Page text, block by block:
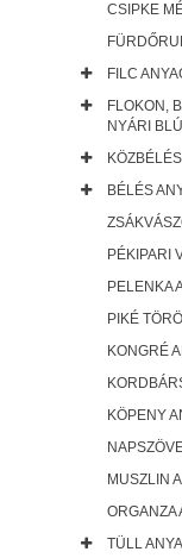
CSIPKE
FILC
FLOKON,
NYÁRI
BÉLÉS
PÉKIPARI
PELENKA
PIKÉ
KONGRÉ
KÖPENY
MUSZLIN
ORGANZA
TÜLL